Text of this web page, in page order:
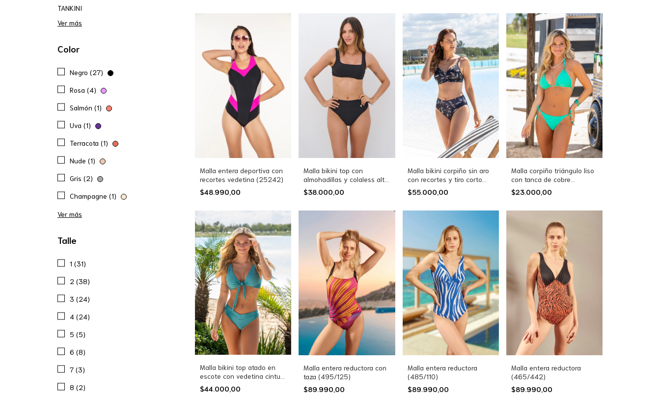
TANKINI
Ver más
Color
Negro (27)
Rosa (4)
Salmón (1)
Uva (1)
Terracota (1)
Nude (1)
Gris (2)
Champagne (1)
Ver más
Talle
1 (31)
2 (38)
3 (24)
4 (24)
5 (5)
6 (8)
7 (3)
8 (2)
Malla entera deportiva con
recortes vedetina (25242)
$48.990,00
Malla bikini top con
almohadillas y colaless alta
Carly (4521)
$38.000,00
Malla bikini corpiño sin aro
con recortes y tiro corto
con cintura doble
estampada (26260)
$55.000,00
Malla corpiño triángulo liso
con tanca de cobre
(26262)
$23.000,00
Malla bikini top atado en
escote con vedetina cintura
V (26257)
$44.000,00
Malla entera reductora con
taza (495/125)
$89.990,00
Malla entera reductora
(485/110)
$89.990,00
Malla entera reductora
(465/442)
$89.990,00